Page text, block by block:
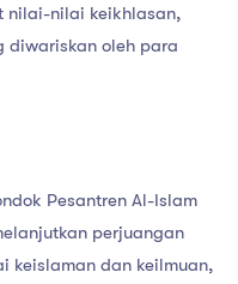
nilai-nilai keikhlasan,
diwariskan oleh para
Pesantren Al-Islam
perjuangan
keislaman dan keilmuan,